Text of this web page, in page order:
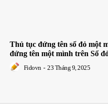
Thủ tục đứng tên sổ đỏ một
đứng tên một mình trên Sổ
Fidovn - 23 Tháng 9, 2025